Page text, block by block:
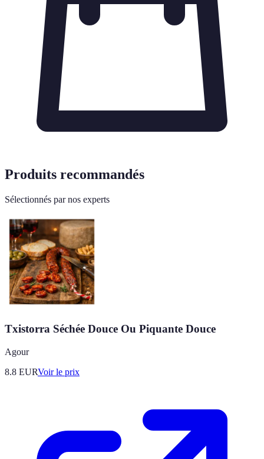
Produits recommandés
Sélectionnés par nos experts
Txistorra Séchée Douce Ou Piquante Douce
Agour
8.8 EURVoir le prix